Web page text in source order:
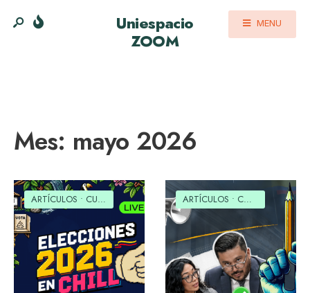
Uniespacio
ZOOM
MENU
Mes: mayo 2026
ARTÍCULOS • CULTURAL •SOCIAL ARTÍCULOS • COMUNIDAD EDUCATIVA